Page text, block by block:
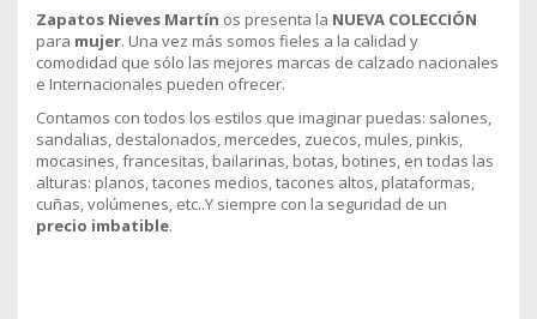
Zapatos Nieves Martín os presenta la NUEVA COLECCIÓN
para mujer. Una vez más somos fieles a la calidad y
comodidad que sólo las mejores marcas de calzado nacionales
e Internacionales pueden ofrecer.
Contamos con todos los estilos que imaginar puedas: salones,
sandalias, destalonados, mercedes, zuecos, mules, pinkis,
mocasines, francesitas, bailarinas, botas, botines, en todas las
alturas: planos, tacones medios, tacones altos, plataformas,
cuñas, volúmenes, etc..Y siempre con la seguridad de un
precio imbatible.